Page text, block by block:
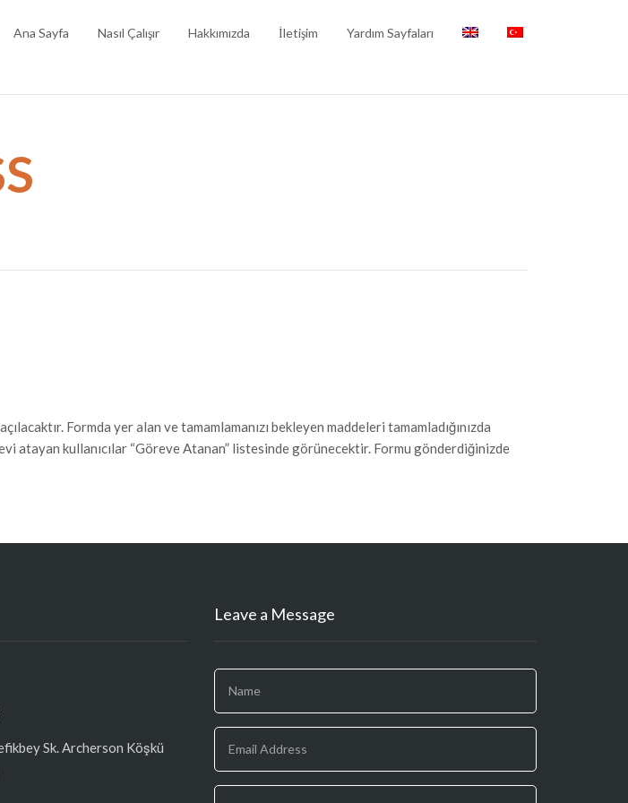
Ana Sayfa Nasıl Çalışır Hakkımızda İletişim Yardım Sayfaları
Formda yer alan ve tamamlamanızı bekleyen maddeleri tamamladığınızda
kullanıcılar “Göreve Atanan” listesinde görünecektir. Formu gönderdiğinizde
Sk. Archerson Köşkü
Leave a Message